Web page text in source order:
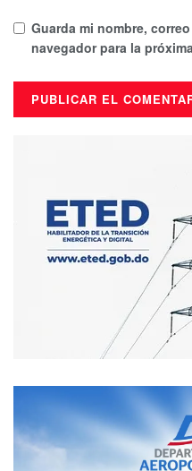
Guarda mi nombre,
navegador para la